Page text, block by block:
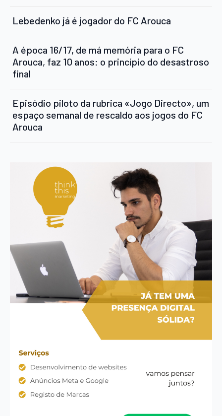
Lebedenko já é jogador do FC Arouca
A época 16/17, de má memória para o FC
Arouca, faz 10 anos: o princípio do desastroso
final
Episódio piloto da rubrica «Jogo Directo», um
espaço semanal de rescaldo aos jogos do FC
Arouca